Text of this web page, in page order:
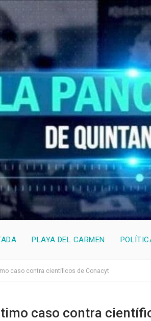
PLAYA DEL CARMEN
caso contra científicos de Conacyt
caso contra